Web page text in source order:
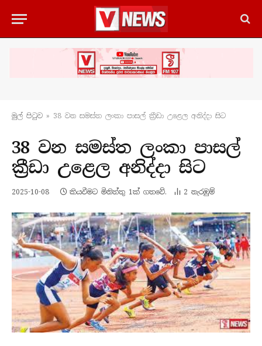
මුල් පිටු​ව » 38 වන සමස්ත ලංකා පාසල් ක්‍රීඩා උළෙල අනිද්දා සිට
38 වන සමස්ත ලංකා පාසල්
ක්‍රීඩා උළෙල අනිද්දා සිට
2025-10-08 කියවීමට මිනිත්තු 1ක් ගතවේ. 2 නැරඹු​ම්